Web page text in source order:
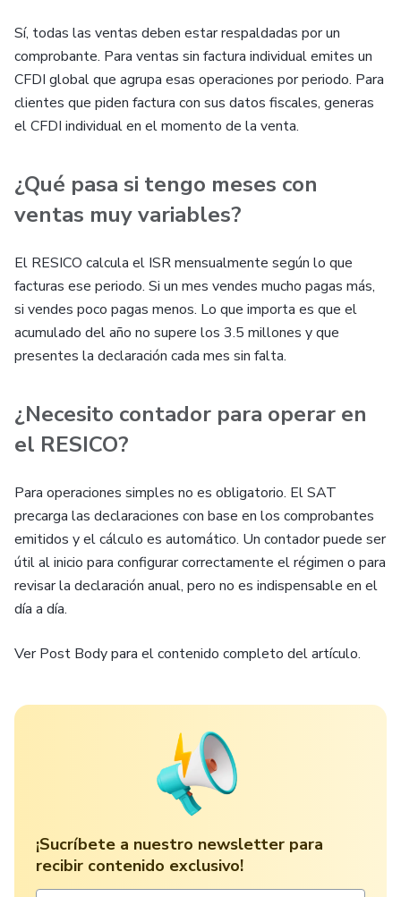
Sí, todas las ventas deben estar respaldadas por un
comprobante. Para ventas sin factura individual emites un
CFDI global que agrupa esas operaciones por periodo. Para
clientes que piden factura con sus datos fiscales, generas
el CFDI individual en el momento de la venta.
¿Qué pasa si tengo meses con
ventas muy variables?
El RESICO calcula el ISR mensualmente según lo que
facturas ese periodo. Si un mes vendes mucho pagas más,
si vendes poco pagas menos. Lo que importa es que el
acumulado del año no supere los 3.5 millones y que
presentes la declaración cada mes sin falta.
¿Necesito contador para operar en
el RESICO?
Para operaciones simples no es obligatorio. El SAT
precarga las declaraciones con base en los comprobantes
emitidos y el cálculo es automático. Un contador puede ser
útil al inicio para configurar correctamente el régimen o para
revisar la declaración anual, pero no es indispensable en el
día a día.
Ver Post Body para el contenido completo del artículo.
¡Sucríbete a nuestro newsletter para
recibir contenido exclusivo!